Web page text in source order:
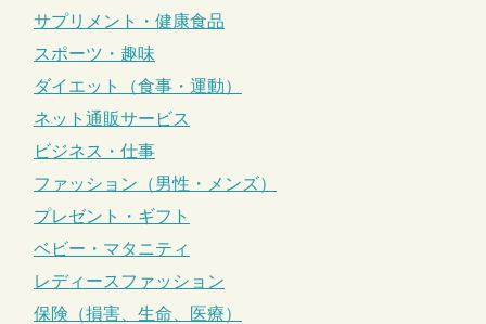
サプリメント・健康食品
スポーツ・趣味
ダイエット（食事・運動）
ネット通販サービス
ビジネス・仕事
ファッション（男性・メンズ）
プレゼント・ギフト
ベビー・マタニティ
レディースファッション
保険（損害、生命、医療）